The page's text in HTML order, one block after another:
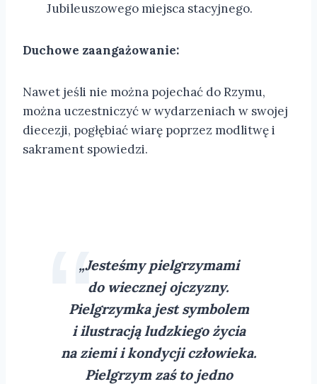
Jubileuszowego miejsca stacyjnego.
Duchowe zaangażowanie:
Nawet jeśli nie można pojechać do Rzymu,
można uczestniczyć w wydarzeniach w swojej
diecezji, pogłębiać wiarę poprzez modlitwę i
sakrament spowiedzi.
„Jesteśmy pielgrzymami
do wiecznej ojczyzny.
Pielgrzymka jest symbolem
i ilustracją ludzkiego życia
na ziemi i kondycji człowieka.
Pielgrzym zaś to jedno